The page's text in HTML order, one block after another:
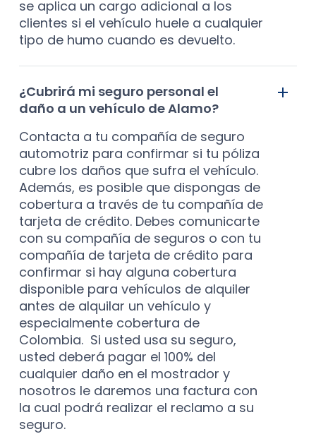
se aplica un cargo adicional a los
clientes si el vehículo huele a cualquier
tipo de humo cuando es devuelto.
¿Cubrirá mi seguro personal el
daño a un vehículo de Alamo?
Contacta a tu compañía de seguro
automotriz para confirmar si tu póliza
cubre los daños que sufra el vehículo.
Además, es posible que dispongas de
cobertura a través de tu compañía de
tarjeta de crédito. Debes comunicarte
con su compañía de seguros o con tu
compañía de tarjeta de crédito para
confirmar si hay alguna cobertura
disponible para vehículos de alquiler
antes de alquilar un vehículo y
especialmente cobertura de
Colombia. Si usted usa su seguro,
usted deberá pagar el 100% del
cualquier daño en el mostrador y
nosotros le daremos una factura con
la cual podrá realizar el reclamo a su
seguro.